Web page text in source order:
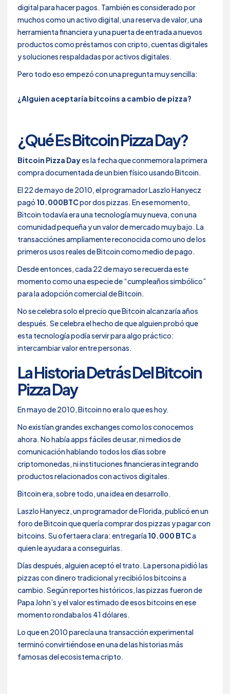
digital para hacer pagos. También es considerado por
muchos como un activo digital, una reserva de valor, una
herramienta financiera y una puerta de entrada a nuevos
productos como préstamos con cripto, cuentas digitales
y soluciones respaldadas por activos digitales.
Pero todo eso empezó con una pregunta muy sencilla:
¿Alguien aceptaría bitcoins a cambio de pizza?
¿Qué Es Bitcoin Pizza Day?
Bitcoin Pizza Dayes la fecha que conmemora la primera
compra documentada de un bien físico usando Bitcoin.
El 22 de mayo de 2010, el programador Laszlo Hanyecz
pagó 10.000BTCpor dos pizzas. En ese momento,
Bitcoin todavía era una tecnología muy nueva, con una
comunidad pequeña y un valor de mercado muy bajo. La
transacciónes ampliamente reconocida como uno de los
primeros usos reales de Bitcoin como medio de pago.
Desde entonces, cada 22 de mayo se recuerda este
momento como una especie de “cumpleaños simbólico”
para la adopción comercial de Bitcoin.
No se celebra solo el precio que Bitcoin alcanzaría años
después. Se celebra el hecho de que alguien probó que
esta tecnología podía servir para algo práctico:
intercambiar valor entre personas.
La Historia Detrás Del Bitcoin
Pizza Day
En mayo de 2010, Bitcoin no era lo que es hoy.
No existían grandes exchanges como los conocemos
ahora. No había apps fáciles de usar, ni medios de
comunicación hablando todos los días sobre
criptomonedas, ni instituciones financieras integrando
productos relacionados con activos digitales.
Bitcoin era, sobre todo, una idea en desarrollo.
Laszlo Hanyecz, un programador de Florida, publicó en un
foro de Bitcoin que quería comprar dos pizzas y pagar con
bitcoins. Su ofertaera clara: entregaría 10.000 BTCa
quien le ayudara a conseguirlas.
Días después, alguien aceptó el trato. La persona pidió las
pizzas con dinero tradicional y recibió los bitcoins a
cambio. Según reportes históricos, las pizzas fueron de
Papa John’s y el valor estimado de esos bitcoins en ese
momento rondaba los 41 dólares.
Lo que en 2010 parecía una transacción experimental
terminó convirtiéndose en una de las historias más
famosas del ecosistema cripto.